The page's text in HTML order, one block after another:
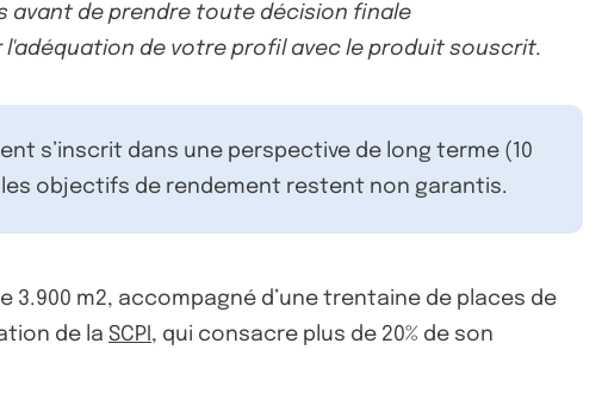
avant de prendre toute décision finale
l'adéquation de votre profil avec le produit souscrit.
s’inscrit dans une perspective de long terme (10
objectifs de rendement restent non garantis.
m2, accompagné d’une trentaine de places de
de la SCPI , qui consacre plus de 20% de son